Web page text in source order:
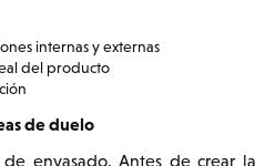
internas y externas
del producto
de duelo
envasado. Antes de crear la